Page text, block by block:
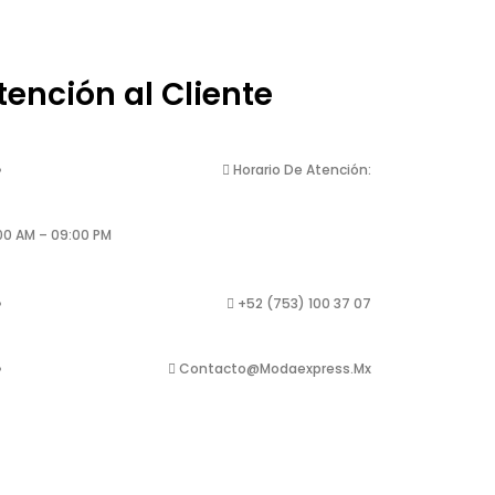
al Cliente
Horario De Atención:
AM – 09:00 PM
+52 (753) 100 37 07
Contacto@modaexpress.mx